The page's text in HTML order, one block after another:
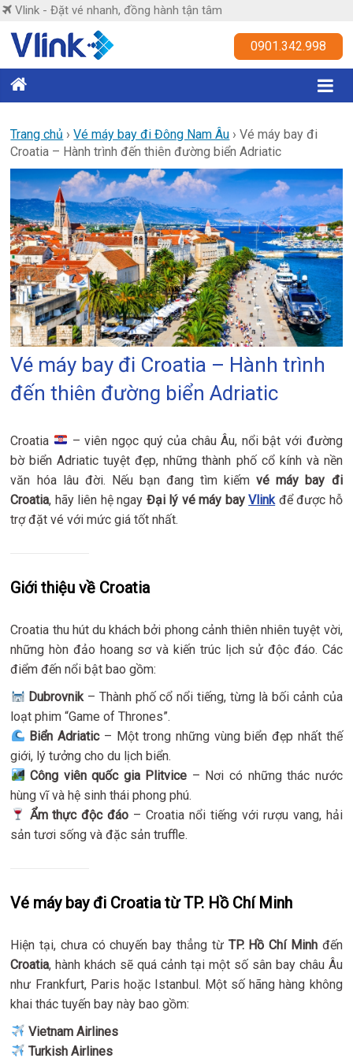
Skip
content
Vlink - Đặt vé nhanh, đồng hành tận tâm
Vlink
nhanh,
đồng
hành
tận
tâm
0901.342.998
Trang chủ ›Vé máy bay đi Đông Nam Âu ›Vé máy bay đi
Croatia – Hành trình đến thiên đường biển Adriatic
Vé máy bay đi Croatia – Hành trình
đến thiên đường biển Adriatic
Croatia
– viên ngọc quý của châu Âu, nổi bật với đường
bờ biển Adriatic tuyệt đẹp, những thành phố cổ kính và nền
văn hóa lâu đời. Nếu bạn đang tìm kiếmvé máy bay đi
Croatia, hãy liên hệ ngay Đại lý vé máy bayVlink để được hỗ
trợ đặt vé với mức giá tốt nhất.
Giới thiệu về Croatia
Croatia thu hút du khách bởi phong cảnh thiên nhiên tuyệt vời,
những hòn đảo hoang sơ và kiến trúc lịch sử độc đáo. Các
điểm đến nổi bật bao gồm:
Dubrovnik – Thành phố cổ nổi tiếng, từng là bối cảnh của
loạt phim “Game of Thrones”.
Biển Adriatic– Một trong những vùng biển đẹp nhất thế
giới, lý tưởng cho du lịch biển.
Công viên quốc gia Plitvice – Nơi có những thác nước
hùng vĩ và hệ sinh thái phong phú.
Ẩm thực độc đáo – Croatia nổi tiếng với rượu vang, hải
sản tươi sống và đặc sản truffle.
Vé máy bay đi Croatia từ TP. Hồ Chí Minh
Hiện tại, chưa có chuyến bay thẳng từ TP. Hồ Chí Minhđến
Croatia, hành khách sẽ quá cảnh tại một số sân bay châu Âu
như Frankfurt, Paris hoặc Istanbul. Một số hãng hàng không
khai thác tuyến bay này bao gồm:
Vietnam Airlines
Turkish Airlines